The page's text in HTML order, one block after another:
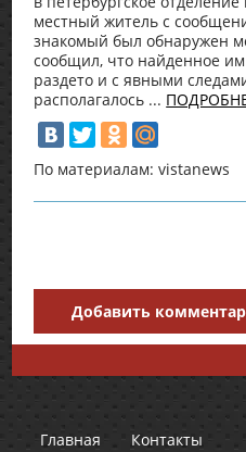
местный житель с
знакомый был обнаружен
сообщил, что найденное
раздето и с явными
располагалось ...
По материалам: vistanews
Добавить
Главная Контакты